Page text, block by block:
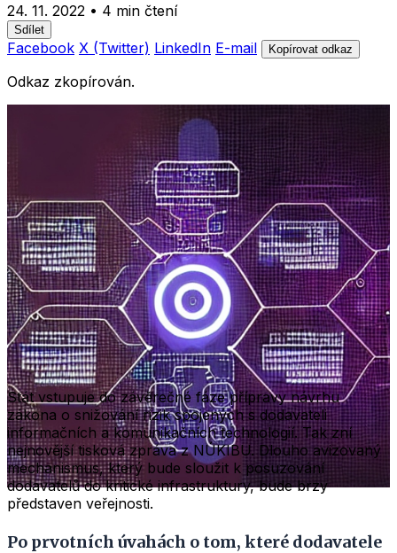
24. 11. 2022 • 4 min čtení
Sdílet
Facebook X (Twitter) LinkedIn E-mail Kopírovat odkaz
Odkaz zkopírován.
Stát vstupuje do závěrečné fáze přípravy návrhu
zákona o snižování rizik spojených s dodavateli
informačních a komunikačních technologií. Tak zní
nejnovější tisková zpráva z NÚKIBU. Dlouho avizovaný
mechanismus, který bude sloužit k posuzování
dodavatelů do kritické infrastruktury, bude brzy
představen veřejnosti.
Po prvotních úvahách o tom, které dodavatele